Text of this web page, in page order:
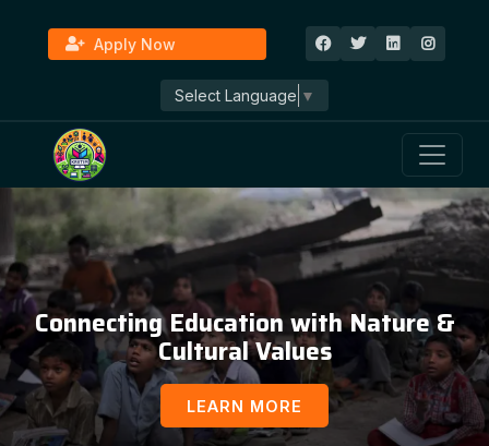
Apply Now
Select Language ▼
Connecting Education with Nature &
Cultural Values
LEARN MORE